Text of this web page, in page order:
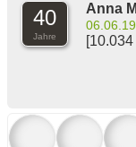
40
Jahre
Anna